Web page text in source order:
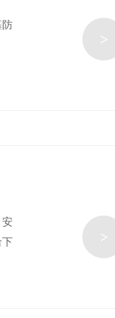
防
>
下
>